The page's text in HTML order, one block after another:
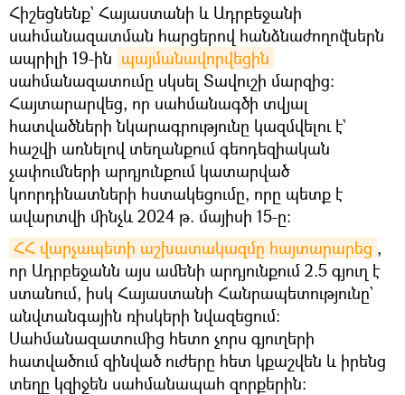
Հիշեցնենք` Հայաստանի և Ադրբեջանի
սահմանազատման հարցերով հանձնաժողովներն
ապրիլի 19-ին պայմանավորվեցին
սահմանազատումը սկսել Տավուշի մարզից։
Հայտարարվեց, որ սահմանագծի տվյալ
հատվածների նկարագրությունը կազմվելու է`
հաշվի առնելով տեղանքում գեոդեզիական
չափումների արդյունքում կատարված
կոորդինատների հստակեցումը, որը պետք է
ավարտվի մինչև 2024 թ. մայիսի 15-ը:
ՀՀ վարչապետի աշխատակազմը հայտարարեց ,
որ Ադրբեջանն այս ամենի արդյունքում 2.5 գյուղ է
ստանում, իսկ Հայաստանի Հանրապետությունը`
անվտանգային ռիսկերի նվազեցում։
Սահմանազատումից հետո չորս գյուղերի
հատվածում զինված ուժերը հետ կքաշվեն և իրենց
տեղը կզիջեն սահմանապահ զորքերին: